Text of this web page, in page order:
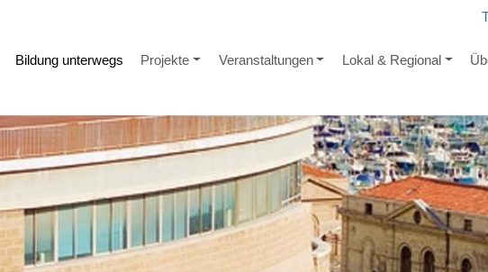
Bildung unterwegs Projekte Veranstaltungen Lokal & Regional